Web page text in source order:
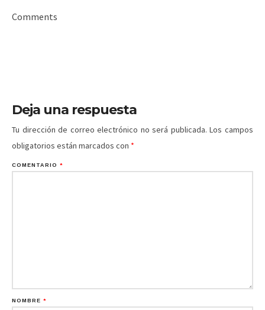
Comments
Deja una respuesta
Tu dirección de correo electrónico no será publicada. Los campos
obligatorios están marcados con *
COMENTARIO *
NOMBRE *